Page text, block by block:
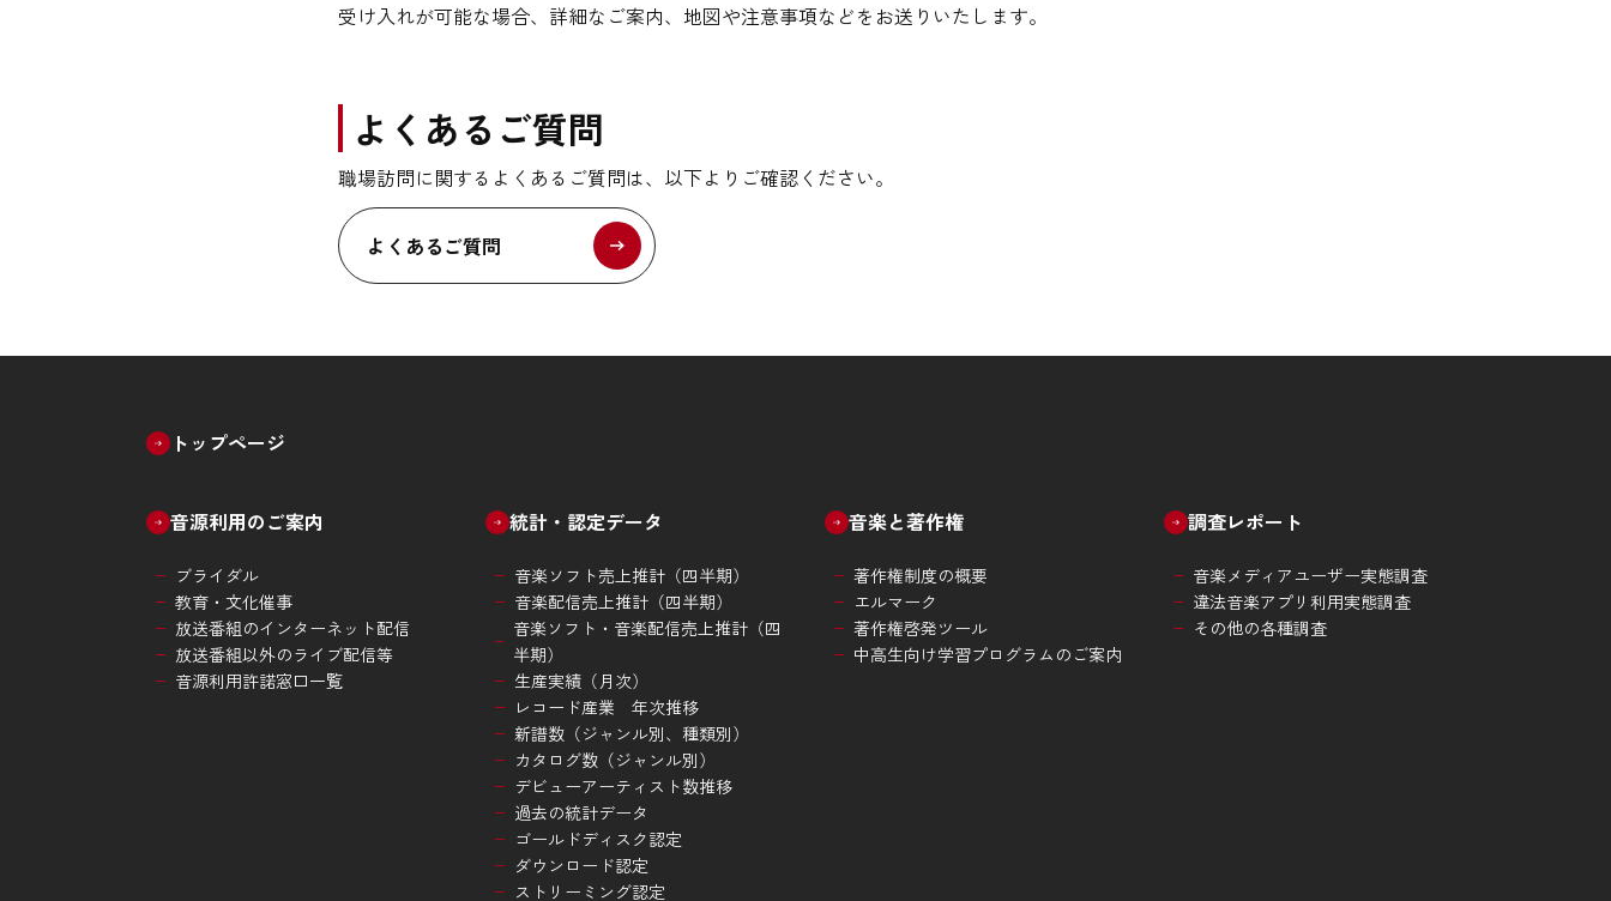
受け入れが可能な場合、詳細なご案内、地図や注意事項などをお送りいたします。
よくあるご質問
職場訪問に関するよくあるご質問は、以下よりご確認ください。
よくあるご質問
トップページ
音源利用のご案内
ブライダル
教育・文化催事
放送番組のインターネット配信
放送番組以外のライブ配信等
音源利用許諾窓口一覧
統計・認定データ
音楽ソフト売上推計（四半期）
音楽配信売上推計（四半期）
音楽ソフト・音楽配信売上推計（四
半期）
生産実績（月次）
レコード産業 年次推移
新譜数（ジャンル別、種類別）
カタログ数（ジャンル別）
デビューアーティスト数推移
過去の統計データ
ゴールドディスク認定
ダウンロード認定
ストリーミング認定
音楽と著作権
著作権制度の概要
エルマーク
著作権啓発ツール
中高生向け学習プログラムのご案内
調査レポート
音楽メディアユーザー実態調査
違法音楽アプリ利用実態調査
その他の各種調査